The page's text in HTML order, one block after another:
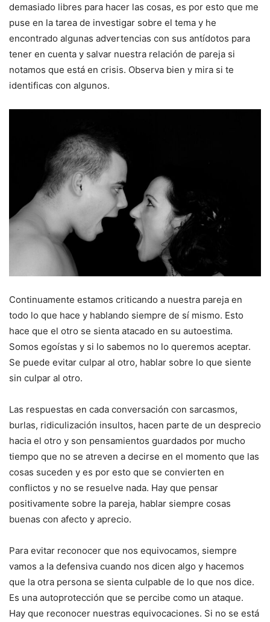
demasiado libres para hacer las cosas, es por esto que me
puse en la tarea de investigar sobre el tema y he
encontrado algunas advertencias con sus antídotos para
tener en cuenta y salvar nuestra relación de pareja si
notamos que está en crisis. Observa bien y mira si te
identificas con algunos.
Continuamente estamos criticando a nuestra pareja en
todo lo que hace y hablando siempre de sí mismo. Esto
hace que el otro se sienta atacado en su autoestima.
Somos egoístas y si lo sabemos no lo queremos aceptar.
Se puede evitar culpar al otro, hablar sobre lo que siente
sin culpar al otro.
Las respuestas en cada conversación con sarcasmos,
burlas, ridiculización insultos, hacen parte de un desprecio
hacia el otro y son pensamientos guardados por mucho
tiempo que no se atreven a decirse en el momento que las
cosas suceden y es por esto que se convierten en
conflictos y no se resuelve nada. Hay que pensar
positivamente sobre la pareja, hablar siempre cosas
buenas con afecto y aprecio.
Para evitar reconocer que nos equivocamos, siempre
vamos a la defensiva cuando nos dicen algo y hacemos
que la otra persona se sienta culpable de lo que nos dice.
Es una autoprotección que se percibe como un ataque.
Hay que reconocer nuestras equivocaciones. Si no se está